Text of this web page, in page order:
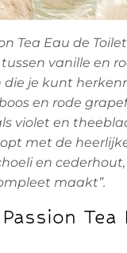
Tea Eau de
vanille en
je kunt
en rode
violet en
met de
en
maakt”.
Tea